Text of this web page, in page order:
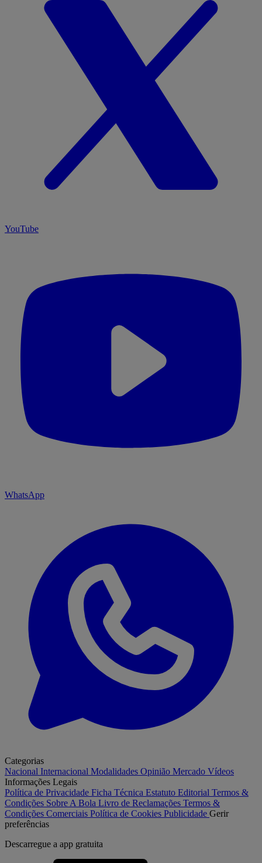
YouTube
WhatsApp
Categorias
Nacional Internacional Modalidades Opinião Mercado Vídeos
Informações Legais
Política de Privacidade Ficha Técnica Estatuto Editorial Termos &
Condições Sobre A Bola Livro de Reclamações Termos &
Condições Comerciais Política de Cookies Publicidade Gerir
preferências
Descarregue a app gratuita